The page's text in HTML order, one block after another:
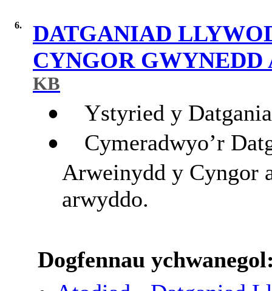
6.
DATGANIAD
CYNGOR GWYNEDD
KB
• Ystyried y
•
Cymeradwyo’r
Arweinydd y Cyngor
arwyddo.
Dogfennau